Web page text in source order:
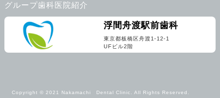
グループ歯科医院紹介
浮間舟渡駅前歯科
東京都板橋区舟渡1-12-1
UFビル2階
Copyright © 2021 Nakamachi Dental Clinic. All Rights Reserved.